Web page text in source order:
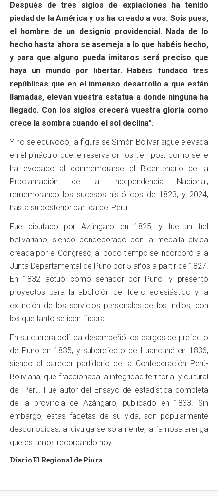
Después de tres siglos de expiaciones ha tenido
piedad de la América y os ha creado a vos. Sois pues,
el hombre de un designio providencial. Nada de lo
hecho hasta ahora se asemeja a lo que habéis hecho,
y para que alguno pueda imitaros será preciso que
haya un mundo por libertar. Habéis fundado tres
repúblicas que en el inmenso desarrollo a que están
llamadas, elevan vuestra estatua a donde ninguna ha
llegado. Con los siglos crecerá vuestra gloria como
crece la sombra cuando el sol declina".
Y no se equivocó, la figura se Simón Bolívar sigue elevada
en el pináculo que le reservaron los tiempos, como se le
ha evocado al conmemorarse el Bicentenario de la
Proclamación de la Independencia Nacional,
rememorando los sucesos históricos de 1823, y 2024;
hasta su posterior partida del Perú.
Fue diputado por Azángaro en 1825, y fue un fiel
bolivariano, siendo condecorado con la medalla cívica
creada por el Congreso; al poco tiempo se incorporó a la
Junta Departamental de Puno por 5 años a partir de 1827.
En 1832 actuó como senador por Puno, y presentó
proyectos para la abolición del fuero eclesiástico y la
extinción de los servicios personales de los indios, con
los que tanto se identificara.
En su carrera política desempeñó los cargos de prefecto
de Puno en 1835, y subprefecto de Huancané en 1836,
siendo al parecer partidario de la Confederación Perú-
Boliviana, que fraccionaba la integridad territorial y cultural
del Perú. Fue autor del Ensayo de estadística completa
de la provincia de Azángaro, publicado en 1833. Sin
embargo, estas facetas de su vida, son popularmente
desconocidas, al divulgarse solamente, la famosa arenga
que estamos recordando hoy.
Diario El Regional de Piura